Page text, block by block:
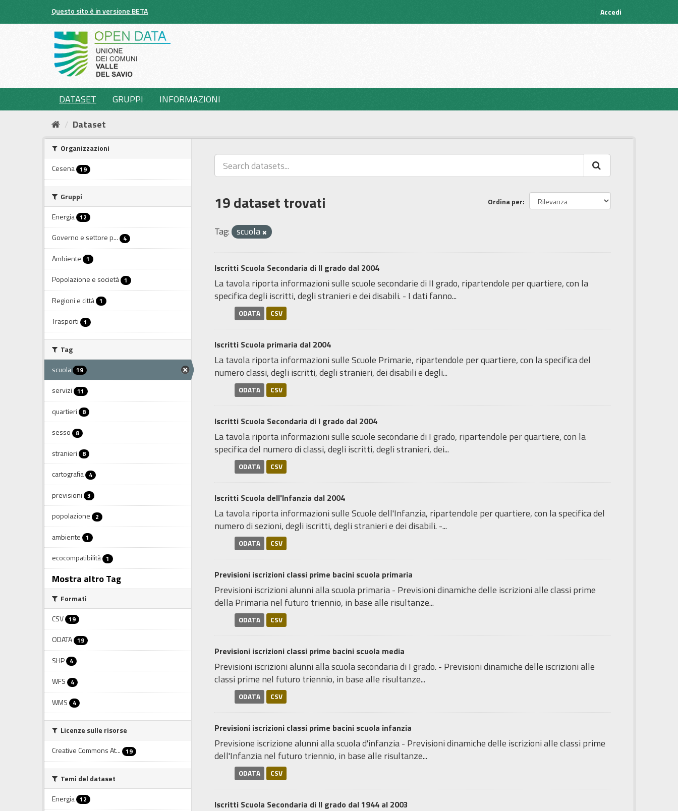
Questo sito è in versione BETA Accedi
DATASET GRUPPI
INFORMAZIONI
Dataset
Organizzazioni
Cesena 19
Gruppi
Energia 12
Governo e settore p... 4
Ambiente 1
Popolazione e società 1
Regioni e città 1
Trasporti 1
Tag
scuola 19
servizi 11
quartieri 8
sesso 8
stranieri 8
cartografia 4
previsioni 3
popolazione 2
ambiente 1
ecocompatibilità 1
Mostra altro Tag
Formati
CSV 19
ODATA 19
SHP 4
WFS 4
WMS 4
Licenze sulle risorse
Creative Commons At... 19
Temi del dataset
Energia 12
Ordina per
19 dataset trovati
Tag: scuola
Iscritti Scuola Secondaria di II grado dal 2004
La tavola riporta informazioni sulle scuole secondarie di II grado, ripartendole per quartiere, con la
specifica degli iscritti, degli stranieri e dei disabili. - I dati fanno...
ODATA CSV
Iscritti Scuola primaria dal 2004
La tavola riporta informazioni sulle Scuole Primarie, ripartendole per quartiere, con la specifica del
numero classi, degli iscritti, degli stranieri, dei disabili e degli...
ODATA CSV
Iscritti Scuola Secondaria di I grado dal 2004
La tavola riporta informazioni sulle scuole secondarie di I grado, ripartendole per quartiere, con la
specifica del numero di classi, degli iscritti, degli stranieri, dei...
ODATA CSV
Iscritti Scuola dell'Infanzia dal 2004
La tavola riporta informazioni sulle Scuole dell'Infanzia, ripartendole per quartiere, con la specifica del
numero di sezioni, degli iscritti, degli stranieri e dei disabili. -...
ODATA CSV
Previsioni iscrizioni classi prime bacini scuola primaria
Previsioni iscrizioni alunni alla scuola primaria - Previsioni dinamiche delle iscrizioni alle classi prime
della Primaria nel futuro triennio, in base alle risultanze...
ODATA CSV
Previsioni iscrizioni classi prime bacini scuola media
Previsioni iscrizioni alunni alla scuola secondaria di I grado. - Previsioni dinamiche delle iscrizioni alle
classi prime nel futuro triennio, in base alle risultanze...
ODATA CSV
Previsioni iscrizioni classi prime bacini scuola infanzia
Previsione iscrizione alunni alla scuola d'infanzia - Previsioni dinamiche delle iscrizioni alle classi prime
dell'Infanzia nel futuro triennio, in base alle risultanze...
ODATA CSV
Iscritti Scuola Secondaria di II grado dal 1944 al 2003